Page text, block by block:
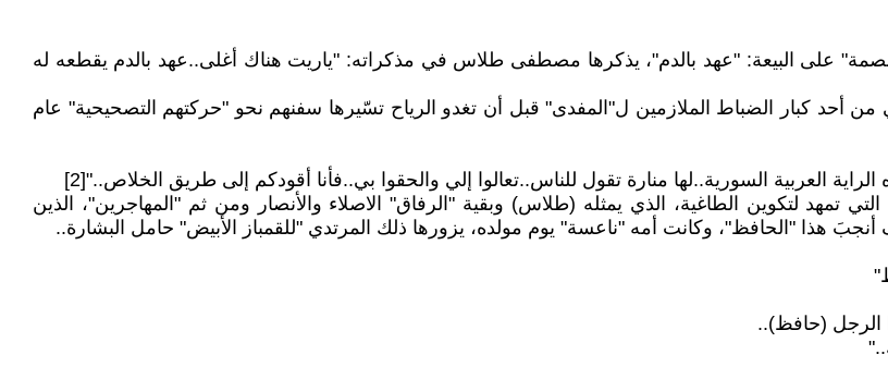
(استفتاء عام 85) ، صيغة جديدة من "البصمة" على البيعة: "عهد بالدم"، يذكرها مصطفى طلاس في مذكراته: "ياريت هناك أغلى..عهد بالدم يقطعه له
من أحد كبار الضباط الملازمين ل"المفدى" قبل أن تغدو الرياح تسّيرها سفنهم نحو "حركتهم التصحيحية" عام
العربية السورية..لها منارة تقول للناس..تعالوا إلي والحقوا بي..فأنا أقودكم إلى طريق الخلاص.."[2]
لتكوين الطاغية، الذي يمثله (طلاس) وبقية "الرفاق" الاصلاء والأنصار ومن ثم "المهاجرين"، الذين
هذا "الحافظ"، وكانت أمه "ناعسة" يوم مولده، يزورها ذلك المرتدي "للقمباز الأبيض" حامل البشارة..
الرجل (حافظ)..